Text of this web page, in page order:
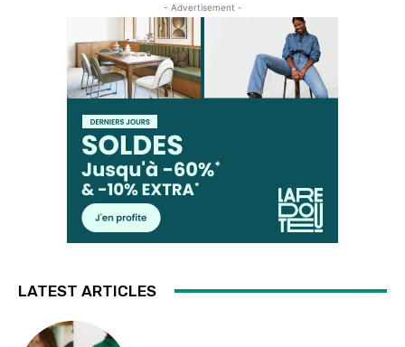
- Advertisement -
LATEST ARTICLES